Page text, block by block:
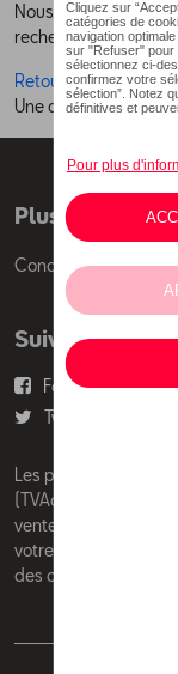
Nous ne pouvons
recherchez
Retour à la
Une question ?
Plus
Conditions de vente
Suivez nous
Facebook
Twitter
Les prix affichés
(TVAc), hors
vente actuel et les
votre
des changements